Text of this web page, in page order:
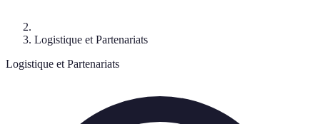
Logistique et Partenariats
Logistique et Partenariats